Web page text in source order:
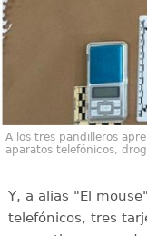
A los tres pandilleros
aparatos telefónicos,
Y, a alias "El
telefónicos, tres